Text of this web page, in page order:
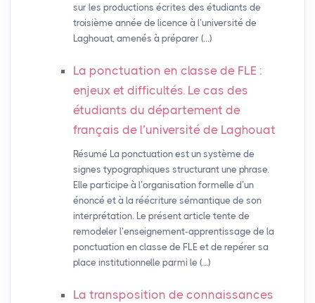
sur les productions écrites des étudiants de
troisième année de licence à l’université de
Laghouat, amenés à préparer (…)
La ponctuation en classe de FLE :
enjeux et difficultés. Le cas des
étudiants du département de
français de l’université de Laghouat
Résumé La ponctuation est un système de
signes typographiques structurant une phrase.
Elle participe à l’organisation formelle d’un
énoncé et à la réécriture sémantique de son
interprétation. Le présent article tente de
remodeler l’enseignement-apprentissage de la
ponctuation en classe de FLE et de repérer sa
place institutionnelle parmi le (…)
La transposition de connaissances